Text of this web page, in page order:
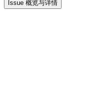
Issue 概览与详情